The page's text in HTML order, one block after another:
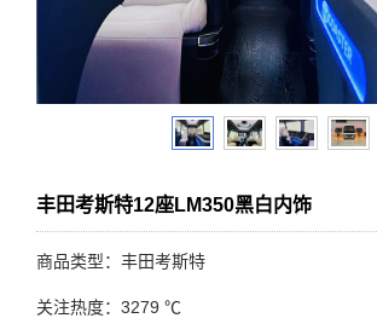
丰田考斯特12座LM350黑白内饰
商品类型：丰田考斯特
关注热度：3279 ℃